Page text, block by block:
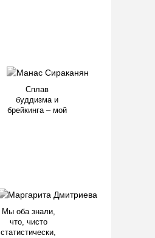
Сплав
буддизма и
брейкинга – мой
Мы оба знали,
что, чисто
статистически,